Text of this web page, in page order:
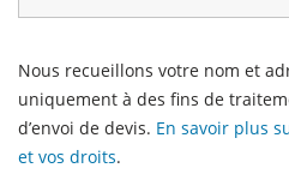
Nous recueillons votre nom et
uniquement à des fins de
d’envoi de devis. En savoir plus
et vos droits.